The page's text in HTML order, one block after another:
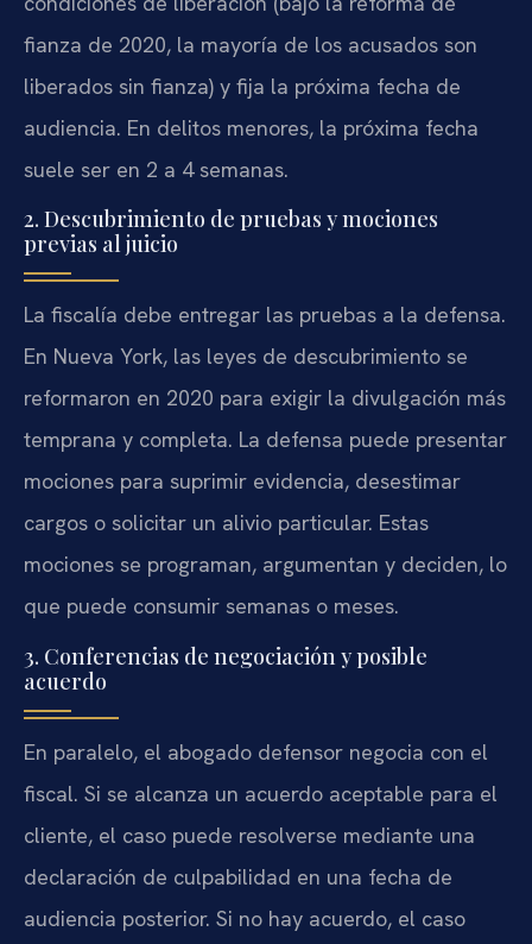
fianza de 2020, la mayoría de los acusados son
liberados sin fianza) y fija la próxima fecha de
audiencia. En delitos menores, la próxima fecha
suele ser en 2 a 4 semanas.
2. Descubrimiento de pruebas y mociones
previas al juicio
La fiscalía debe entregar las pruebas a la defensa.
En Nueva York, las leyes de descubrimiento se
reformaron en 2020 para exigir la divulgación más
temprana y completa. La defensa puede presentar
mociones para suprimir evidencia, desestimar
cargos o solicitar un alivio particular. Estas
mociones se programan, argumentan y deciden, lo
que puede consumir semanas o meses.
3. Conferencias de negociación y posible
acuerdo
En paralelo, el abogado defensor negocia con el
fiscal. Si se alcanza un acuerdo aceptable para el
cliente, el caso puede resolverse mediante una
declaración de culpabilidad en una fecha de
audiencia posterior. Si no hay acuerdo, el caso